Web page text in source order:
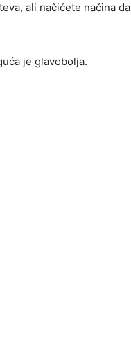
ali načićete načina
je glavobolja.